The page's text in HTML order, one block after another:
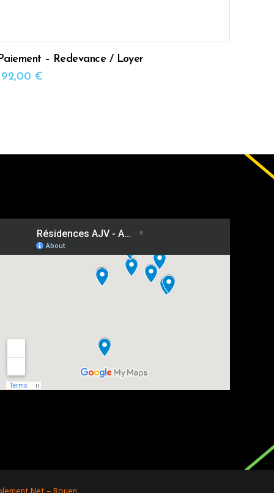
– Redevance / Loyer
€